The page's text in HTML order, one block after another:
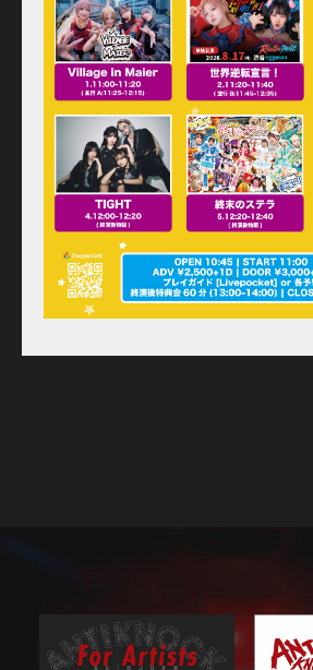
Old schedule(~2020.09)
Equipment
For Artists
Access
Contact